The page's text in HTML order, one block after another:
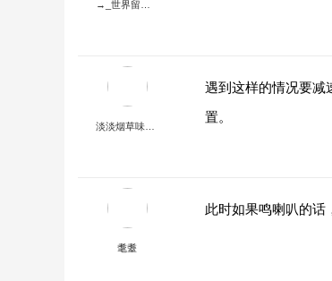
遇到这样的情况要减
置。
耄耋
此时如果鸣喇叭的话